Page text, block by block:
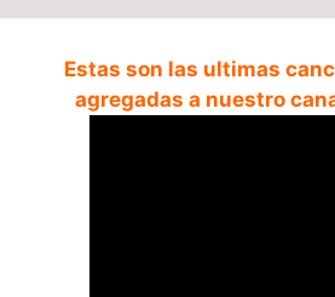
Estas son las ultimas
agregadas a nuestro